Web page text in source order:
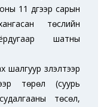
11 дүгээр сарын
төслийн
шатны
шалгуур үзүүлэлтээр
төрөл (суурь
төсөл,